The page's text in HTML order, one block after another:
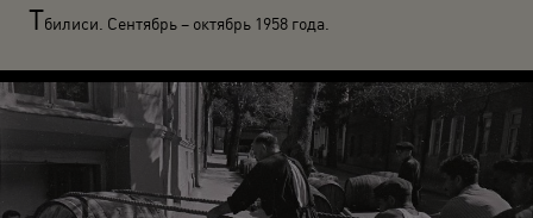
Тбилиси. Сентябрь – октябрь 1958 года.